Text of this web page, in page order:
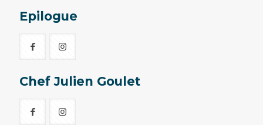
Epilogue
Chef Julien Goulet